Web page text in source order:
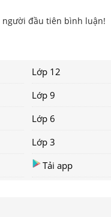
người đầu tiên bình luận!
Lớp 12
Lớp 9
Lớp 6
Lớp 3
Tải app